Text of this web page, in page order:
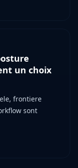
un choix
frontiere
sont